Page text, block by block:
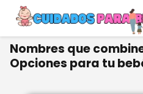
Nombres que
Opciones para tu